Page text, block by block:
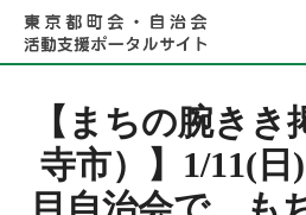
Language
【まちの腕きき
寺市）】1/11(